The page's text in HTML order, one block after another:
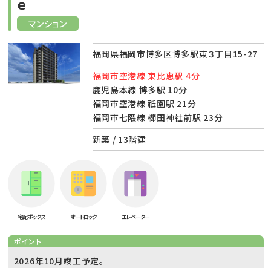
マンション
福岡県福岡市博多区博多駅東３丁目15-27
福岡市空港線 東比恵駅 4分
鹿児島本線 博多駅 10分
福岡市空港線 祇園駅 21分
福岡市七隈線 櫛田神社前駅 23分
新築 / 13階建
宅配ボックス オートロック エレベーター
ポイント
2026年10月竣工予定。